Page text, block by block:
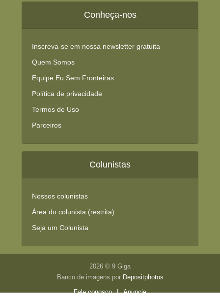
Conheça-nos
Inscreva-se em nossa newsletter gratuita
Quem Somos
Equipe Eu Sem Fronteiras
Política de privacidade
Termos de Uso
Parceiros
Colunistas
Nossos colunistas
Área do colunista (restrita)
Seja um Colunista
2026 © 9 Giga
Banco de imagens por Depositphotos
Fale conosco
| Anuncie